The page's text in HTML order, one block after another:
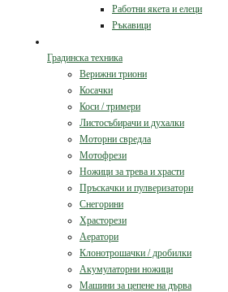
Работни якета и елеци
Ръкавици
Градинска техника
Верижни триони
Косачки
Коси / тримери
Листосъбирачи и духалки
Моторни свредла
Мотофрези
Ножици за трева и храсти
Пръскачки и пулверизатори
Снегорини
Храсторези
Аератори
Клонотрошачки / дробилки
Акумулаторни ножици
Машини за цепене на дърва